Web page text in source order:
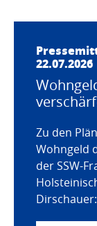
22.07.2026
Zu den
Wohngeld
der SSW-
Dirschauer: